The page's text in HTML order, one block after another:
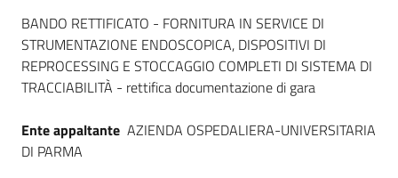
Dati del bando
BANDO RETTIFICATO - FORNITURA IN SERVICE DI
STRUMENTAZIONE ENDOSCOPICA, DISPOSITIVI DI
REPROCESSING E STOCCAGGIO COMPLETI DI SISTEMA DI
TRACCIABILITÀ - rettifica documentazione di gara
Ente appaltante AZIENDA OSPEDALIERA-UNIVERSITARIA
DI PARMA